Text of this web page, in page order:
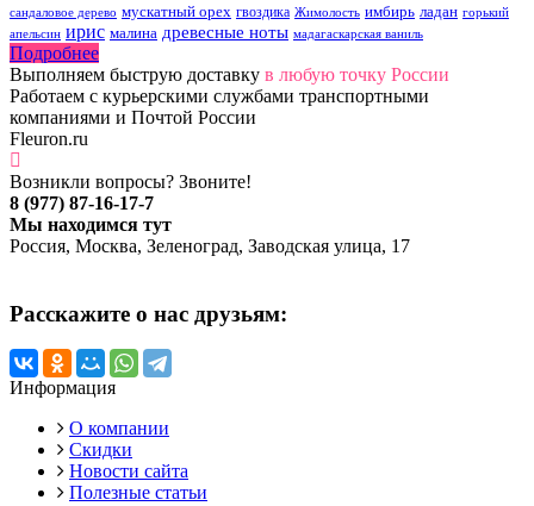
сандаловое дерево мускатный орех гвоздика Жимолость имбирь ладан горький
апельсин ирис малина древесные ноты мадагаскарская ваниль
Подробнее
Выполняем быструю доставку в любую точку России
Работаем с курьерскими службами транспортными
компаниями и Почтой России
Fleuron.ru
Возникли вопросы? Звоните!
8 (977) 87-16-17-7
Мы находимся тут
Россия, Москва, Зеленоград, Заводская улица, 17
Расскажите о нас друзьям:
Информация
О компании
Скидки
Новости сайта
Полезные статьи